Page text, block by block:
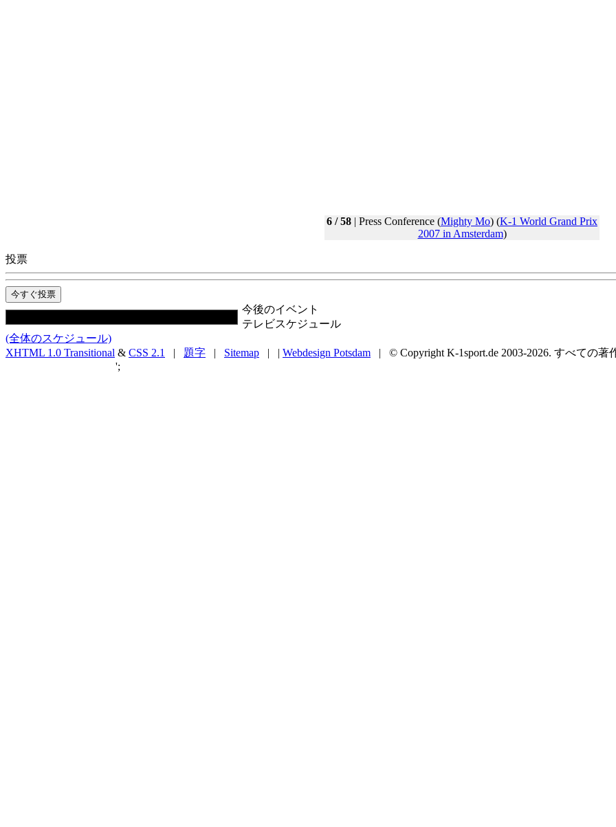
6 / 58 | Press Conference (Mighty Mo) (K-1 World Grand Prix
2007 in Amsterdam)
投票
今後のイベント
テレビスケジュール
(全体のスケジュール)
XHTML 1.0 Transitional & CSS 2.1 | 題字 | Sitemap | | Webdesign Potsdam | © Copyright K-1sport.de 2003-2026. すべての著
';